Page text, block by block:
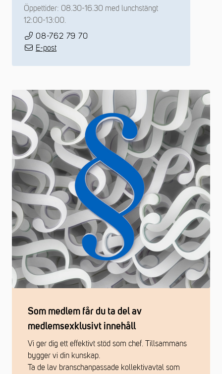
Öppettider: 08.30-16.30 med lunchstängt
12:00-13:00.
08-762 79 70
E-post
Som medlem får du ta del av
medlemsexklusivt innehåll
Vi ger dig ett effektivt stöd som chef. Tillsammans
bygger vi din kunskap.
Ta de lav branschanpassade kollektivavtal som